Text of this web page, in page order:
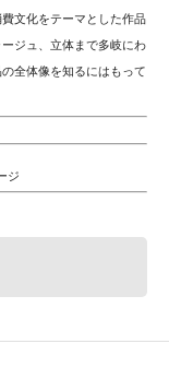
文化をテーマとした作品
ジュ、立体まで多岐にわ
全体像を知るにはもって
ジ